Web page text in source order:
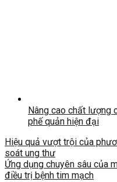
Nâng cao chất lượng
phế quản hiện đại
Hiệu quả vượt trội của
soát ung thư
Ứng dụng chuyên sâu của
điều trị bệnh tim mạch